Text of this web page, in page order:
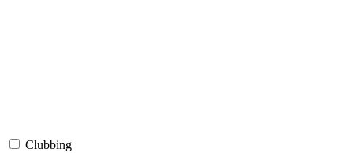
Clubbing